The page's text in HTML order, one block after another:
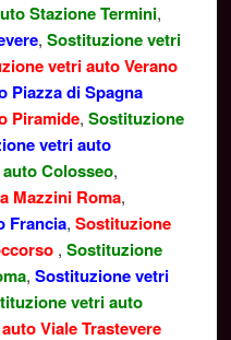
Stazione Termini,
, Sostituzione vetri
vetri auto Verano
Piazza di Spagna
Piramide, Sostituzione
vetri auto
Colosseo,
Mazzini Roma,
Francia, Sostituzione
, Sostituzione
, Sostituzione vetri
vetri auto
Viale Trastevere